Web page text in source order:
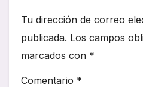
Tu dirección de correo
publicada. Los campos
marcados con *
Comentario *